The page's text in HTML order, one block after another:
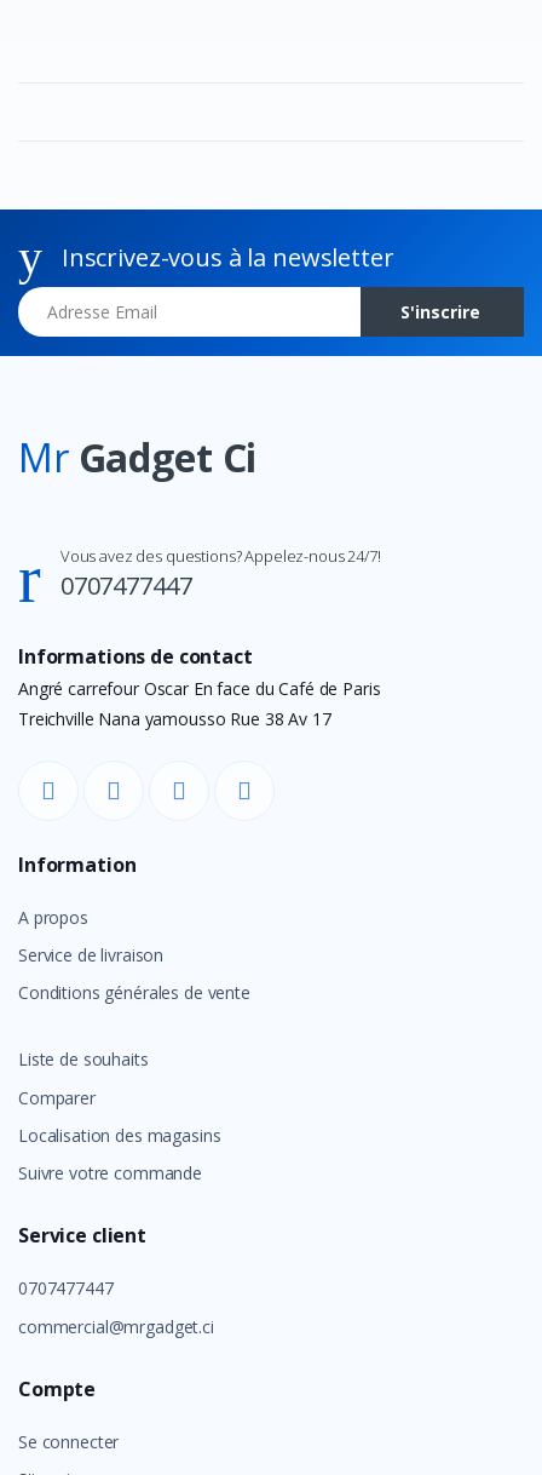
Inscrivez-vous à la newsletter
Adresse Email
S'inscrire
Mr Gadget Ci
Vous avez des questions? Appelez-nous 24/7!
0707477447
Informations de contact
Angré carrefour Oscar En face du Café de Paris
Treichville Nana yamousso Rue 38 Av 17
Information
A propos
Service de livraison
Conditions générales de vente
Liste de souhaits
Comparer
Localisation des magasins
Suivre votre commande
Service client
0707477447
commercial@mrgadget.ci
Compte
Se connecter